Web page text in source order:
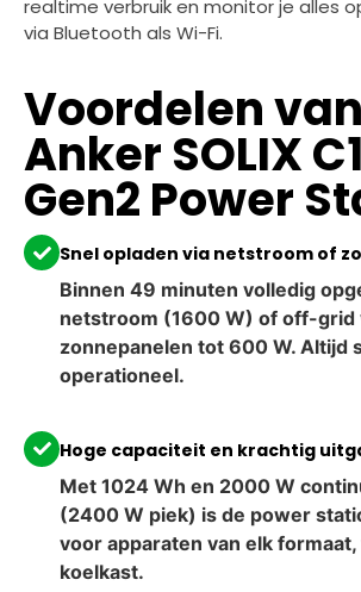
realtime verbruik en monitor je alles
via Bluetooth als Wi-Fi.
Voordelen
Anker SOLIX
Gen2 Power
Snel opladen via netstroom of
Binnen 49 minuten volledig
netstroom (1600 W) of off-grid
zonnepanelen tot 600 W. Altijd
operationeel.
Hoge capaciteit en krachtig
Met 1024 Wh en 2000 W
(2400 W piek) is de power
voor apparaten van elk
koelkast.